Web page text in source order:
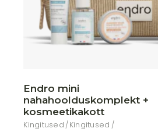
Endro mini
nahahoolduskomplekt +
kosmeetikakott
Kingitused Kingitused